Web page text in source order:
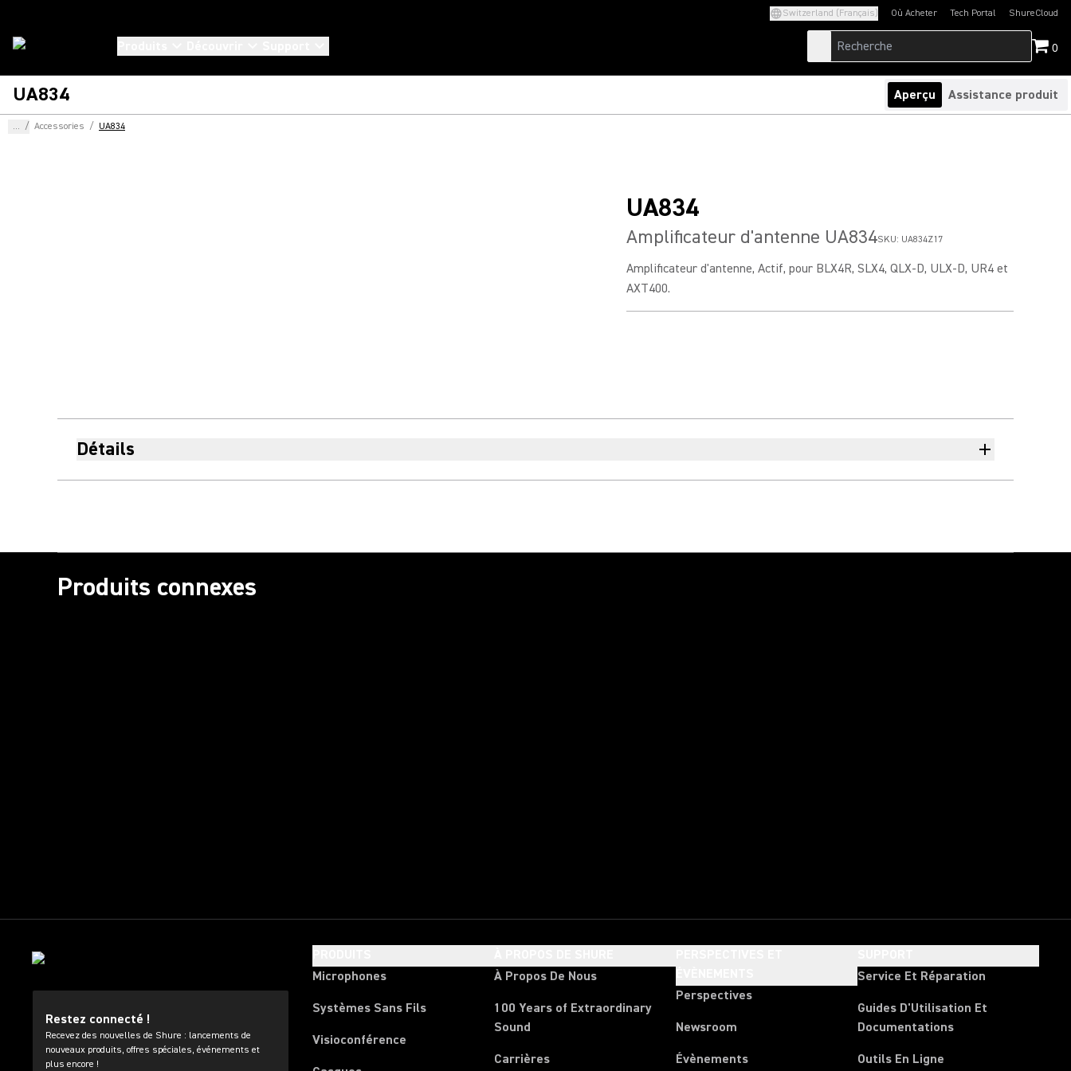
Switzerland (Français) Où Acheter Tech Portal
(Opens in a new tab)ShureCloud
(Opens in a new
0
UA834 Aperçu Assistance produit
... / Accessories / UA834
UA834
Amplificateur d'antenne UA834SKU: UA834Z17
Amplificateur d'antenne, Actif, pour BLX4R, SLX4, QLX-D, ULX-D, UR4 et
AXT400.
Détails
Produits connexes
Restez connecté !
Recevez des nouvelles de Shure : lancements de
nouveaux produits, offres spéciales, événements et
plus encore !
Microphones
Systèmes Sans Fils
Visioconférence
À Propos De Nous
100 Years of Extraordinary
Sound
Carrières
Perspectives
Newsroom
Évènements
Service Et Réparation
Guides D'Utilisation Et
Documentations
Outils En Ligne